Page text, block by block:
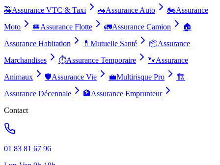
🚕Assurance VTC & Taxi 🚗Assurance Auto 🏍️Assurance
Moto
🚐Assurance Flotte 🚛Assurance Camion
🏠
Assurance Habitation
💊 Mutuelle Santé 📦Assurance
Marchandises
⏱️Assurance Temporaire 🐾Assurance
Animaux
🛡️Assurance Vie 💼Multirisque Pro
🏗️
Assurance Décennale
🏦Assurance Emprunteur
Contact
01 83 81 67 96